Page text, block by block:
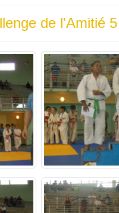
de l'Amitié